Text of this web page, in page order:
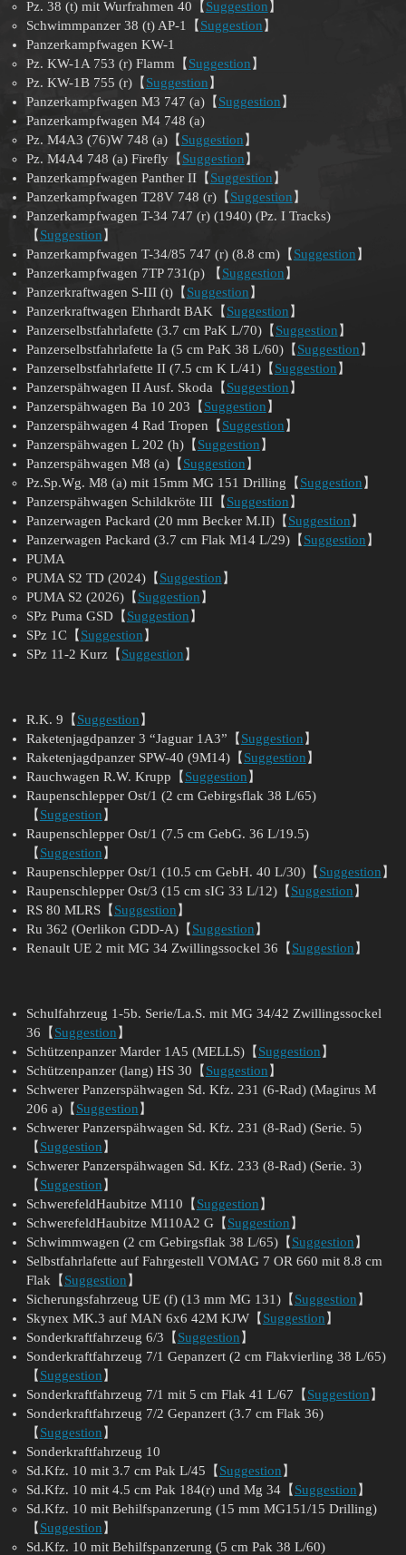
Pz. 38 (t) mit Wurfrahmen 40【 Suggestion 】
Schwimmpanzer 38 (t) AP-1【 Suggestion 】
Panzerkampfwagen KW-1
Pz. KW-1A 753 (r) Flamm【 Suggestion 】
Pz. KW-1B 755 (r)【 Suggestion 】
Panzerkampfwagen M3 747 (a)【 Suggestion 】
Panzerkampfwagen M4 748 (a)
Pz. M4A3 (76)W 748 (a)【 Suggestion 】
Pz. M4A4 748 (a) Firefly【 Suggestion 】
Panzerkampfwagen Panther II【 Suggestion 】
Panzerkampfwagen T28V 748 (r)【 Suggestion 】
Panzerkampfwagen T-34 747 (r) (1940) (Pz. I Tracks)
【 Suggestion 】
Panzerkampfwagen T-34/85 747 (r) (8.8 cm)【 Suggestion 】
Panzerkampfwagen 7TP 731(p) 【 Suggestion 】
Panzerkraftwagen S-III (t)【 Suggestion 】
Panzerkraftwagen Ehrhardt BAK【 Suggestion 】
Panzerselbstfahrlafette (3.7 cm PaK L/70)【 Suggestion 】
Panzerselbstfahrlafette Ia (5 cm PaK 38 L/60)【 Suggestion 】
Panzerselbstfahrlafette II (7.5 cm K L/41)【 Suggestion 】
Panzerspähwagen II Ausf. Skoda【 Suggestion 】
Panzerspähwagen Ba 10 203【 Suggestion 】
Panzerspähwagen 4 Rad Tropen【 Suggestion 】
Panzerspähwagen L 202 (h)【 Suggestion 】
Panzerspähwagen M8 (a)【 Suggestion 】
Pz.Sp.Wg. M8 (a) mit 15mm MG 151 Drilling【 Suggestion 】
Panzerspähwagen Schildkröte III【 Suggestion 】
Panzerwagen Packard (20 mm Becker M.II)【 Suggestion 】
Panzerwagen Packard (3.7 cm Flak M14 L/29)【 Suggestion 】
PUMA
PUMA S2 TD (2024)【 Suggestion 】
PUMA S2 (2026)【 Suggestion 】
SPz Puma GSD【 Suggestion 】
SPz 1C【 Suggestion 】
SPz 11-2 Kurz【 Suggestion 】
R.K. 9【 Suggestion 】
Raketenjagdpanzer 3 “Jaguar 1A3”【 Suggestion 】
Raketenjagdpanzer SPW-40 (9M14)【 Suggestion 】
Rauchwagen R.W. Krupp【 Suggestion 】
Raupenschlepper Ost/1 (2 cm Gebirgsflak 38 L/65)
【 Suggestion 】
Raupenschlepper Ost/1 (7.5 cm GebG. 36 L/19.5)
【 Suggestion 】
Raupenschlepper Ost/1 (10.5 cm GebH. 40 L/30)【 Suggestion 】
Raupenschlepper Ost/3 (15 cm sIG 33 L/12)【 Suggestion 】
RS 80 MLRS【 Suggestion 】
Ru 362 (Oerlikon GDD-A)【 Suggestion 】
Renault UE 2 mit MG 34 Zwillingssockel 36【 Suggestion 】
Schulfahrzeug 1-5b. Serie/La.S. mit MG 34/42 Zwillingssockel
36【 Suggestion 】
Schützenpanzer Marder 1A5 (MELLS)【 Suggestion 】
Schützenpanzer (lang) HS 30【 Suggestion 】
Schwerer Panzerspähwagen Sd. Kfz. 231 (6-Rad) (Magirus M
206 a)【 Suggestion 】
Schwerer Panzerspähwagen Sd. Kfz. 231 (8-Rad) (Serie. 5)
【 Suggestion 】
Schwerer Panzerspähwagen Sd. Kfz. 233 (8-Rad) (Serie. 3)
【 Suggestion 】
SchwerefeldHaubitze M110【 Suggestion 】
SchwerefeldHaubitze M110A2 G【 Suggestion 】
Schwimmwagen (2 cm Gebirgsflak 38 L/65)【 Suggestion 】
Selbstfahrlafette auf Fahrgestell VOMAG 7 OR 660 mit 8.8 cm
Flak【 Suggestion 】
Sicherungsfahrzeug UE (f) (13 mm MG 131)【 Suggestion 】
Skynex MK.3 auf MAN 6x6 42M KJW【 Suggestion 】
Sonderkraftfahrzeug 6/3【 Suggestion 】
Sonderkraftfahrzeug 7/1 Gepanzert (2 cm Flakvierling 38 L/65)
【 Suggestion 】
Sonderkraftfahrzeug 7/1 mit 5 cm Flak 41 L/67【 Suggestion 】
Sonderkraftfahrzeug 7/2 Gepanzert (3.7 cm Flak 36)
【 Suggestion 】
Sonderkraftfahrzeug 10
Sd.Kfz. 10 mit 3.7 cm Pak L/45【 Suggestion 】
Sd.Kfz. 10 mit 4.5 cm Pak 184(r) und Mg 34【 Suggestion 】
Sd.Kfz. 10 mit Behilfspanzerung (15 mm MG151/15 Drilling)
【 Suggestion 】
Sd.Kfz. 10 mit Behilfspanzerung (5 cm Pak 38 L/60)